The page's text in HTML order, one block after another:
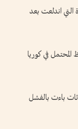
التي اندلعت بعد
في كوريا
باءت بالفشل